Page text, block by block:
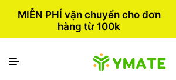
MIỄN PHÍ vận chuyển cho đơn
hàng từ 100k